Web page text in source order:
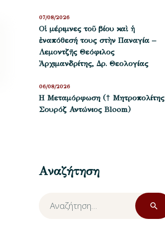
Οἱ μέριμνες τοῦ βίου καὶ ἡ
ἐναπόθεσή τους στὴν Παναγία –
Λεμοντζῆς Θεόφιλος
Ἀρχιμανδρίτης, Δρ. Θεολογίας
07/08/2026
Η Μεταμόρφωση († Μητροπολίτης
Σουρόζ Αντώνιος Bloom)
06/08/2026
Αναζήτηση
Αναζήτηση
για: